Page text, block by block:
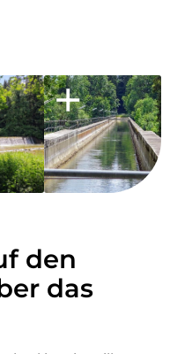
den
das